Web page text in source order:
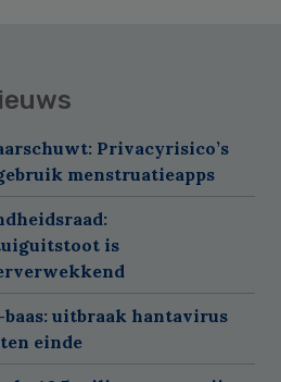
Privacyrisico’s
menstruatieapps
is
baas: uitbraak hantavirus
einde